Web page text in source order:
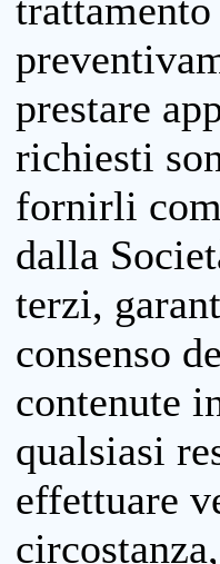
prestare
richiesti
fornirli
dalla
terzi,
consenso
contenute
qualsiasi
effettuare